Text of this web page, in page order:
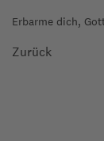
Erbarme dich,
Zurück